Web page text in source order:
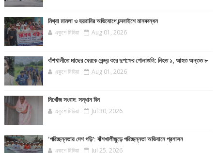
মিথ্যা মামলা ও হয়রানির অভিযোগে চন্দনাইশে মানববন্ধন
একুশে মিডিয়া Aug 01, 2026
বাঁশখালীতে মাছের ঘেরকে কেন্দ্র করে দুপক্ষের গোলাগুলি: নিহত ১, আহত অন্তত ৮
একুশে মিডিয়া Aug 01, 2026
নিখোঁজ সংবাদ: সন্ধান দিন
একুশে মিডিয়া Jul 30, 2026
‘পরিচ্ছন্নতায় দেশ গড়ি’: বাঁশখালীজুড়ে পরিচ্ছন্নতা অভিযানে প্রশাসন
একুশে মিডিয়া Jul 25, 2026